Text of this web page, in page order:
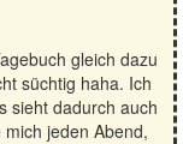
gleich dazu
süchtig haha. Ich
sieht dadurch auch
jeden Abend,